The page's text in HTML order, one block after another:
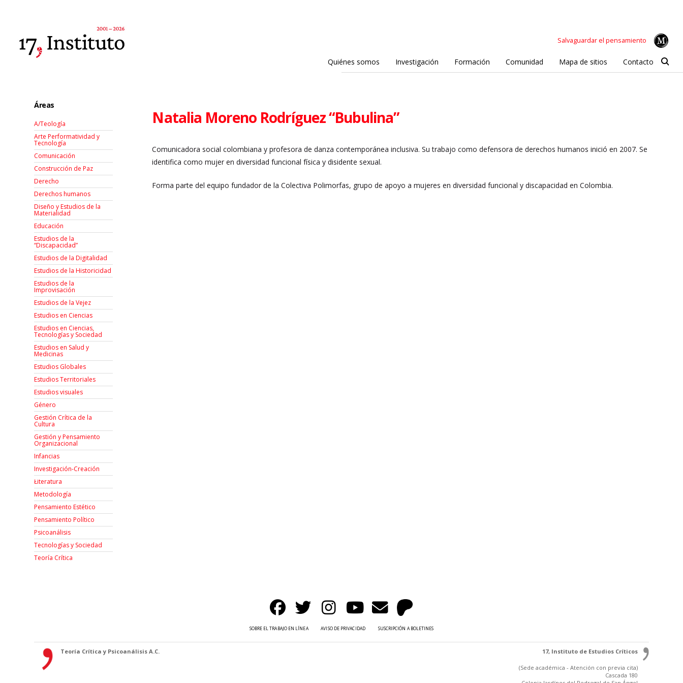
Salvaguardar el pensamiento
Quiénes somos Investigación Formación Comunidad Mapa de sitios Contacto
Natalia Moreno Rodríguez “Bubulina”
Comunicadora social colombiana y profesora de danza contemporánea inclusiva. Su trabajo como defensora de derechos humanos inició en 2007. Se
identifica como mujer en diversidad funcional física y disidente sexual.
Forma parte del equipo fundador de la Colectiva Polimorfas, grupo de apoyo a mujeres en diversidad funcional y discapacidad en Colombia.
Áreas
A/Teología
Arte Performatividad y
Tecnología
Comunicación
Construcción de Paz
Derecho
Derechos humanos
Diseño y Estudios de la
Materialidad
Educación
Estudios de la
“Discapacidad”
Estudios de la Digitalidad
Estudios de la Historicidad
Estudios de la
Improvisación
Estudios de la Vejez
Estudios en Ciencias
Estudios en Ciencias,
Tecnologías y Sociedad
Estudios en Salud y
Medicinas
Estudios Globales
Estudios Territoriales
Estudios visuales
Género
Gestión Crítica de la
Cultura
Gestión y Pensamiento
Organizacional
Infancias
Investigación-Creación
Łiteratura
Metodología
Pensamiento Estético
Pensamiento Político
Psicoanálisis
Tecnologías y Sociedad
Teoría Crítica
SOBRE EL TRABAJO EN LÍNEA AVISO DE PRIVACIDAD SUSCRIPCIÓN A BOLETINES
Teoría Crítica y Psicoanálisis A.C. 17, Instituto de Estudios Críticos
(Sede académica - Atención con previa cita)
Cascada 180